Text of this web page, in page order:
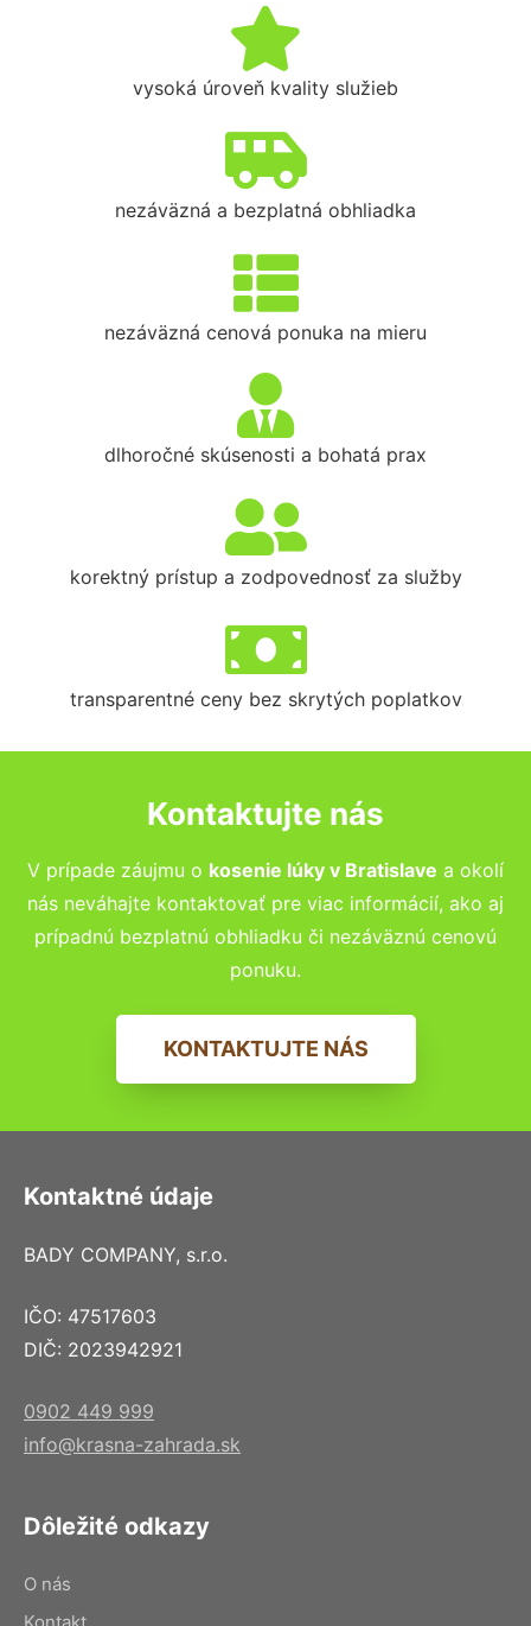
vysoká úroveň kvality služieb
nezáväzná a bezplatná obhliadka
nezáväzná cenová ponuka na mieru
dlhoročné skúsenosti a bohatá prax
korektný prístup a zodpovednosť za služby
transparentné ceny bez skrytých poplatkov
Kontaktujte nás
V prípade záujmu o kosenie lúky v Bratislave a okolí
nás neváhajte kontaktovať pre viac informácií, ako aj
prípadnú bezplatnú obhliadku či nezáväznú cenovú
ponuku.
KONTAKTUJTE NÁS
Kontaktné údaje
BADY COMPANY, s.r.o.
IČO: 47517603
DIČ: 2023942921
0902 449 999
info@krasna-zahrada.sk
Dôležité odkazy
O nás